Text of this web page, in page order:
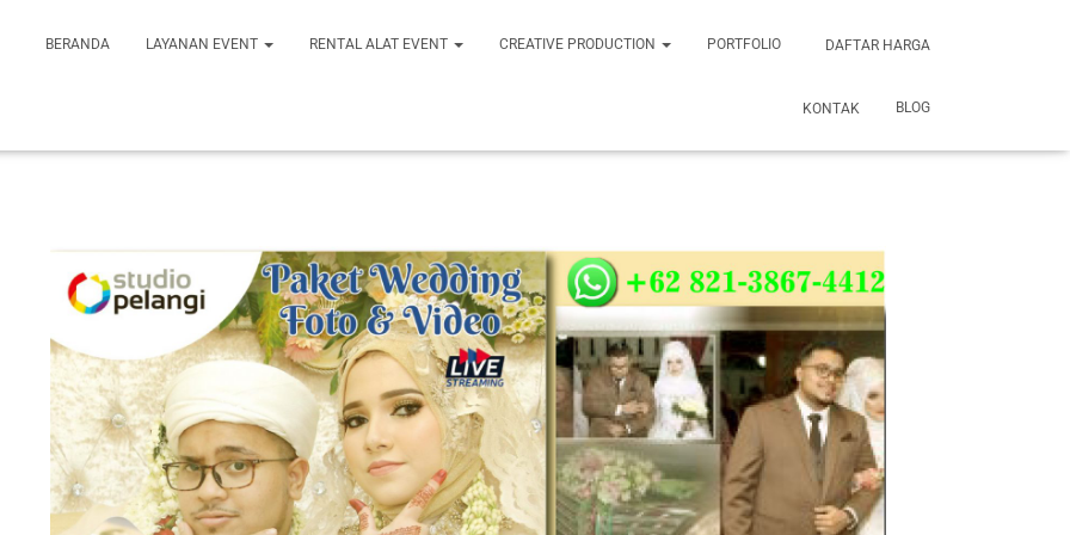
BERANDA LAYANAN EVENT RENTAL ALAT EVENT CREATIVE PRODUCTION PORTFOLIO DAFTAR HARGA
KONTAK BLOG